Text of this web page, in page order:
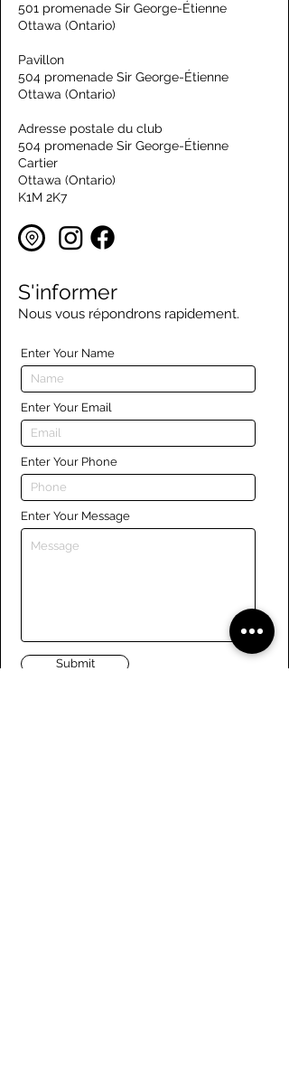
501 promenade Sir George-Étienne
Ottawa (Ontario)
Pavillon
504 promenade Sir George-Étienne
Ottawa (Ontario)
Adresse postale du club
504 promenade Sir George-Étienne
Cartier
Ottawa (Ontario)
K1M 2K7
S'informer
Nous vous répondrons rapidement.
Enter Your Name
Enter Your Email
Enter Your Phone
Enter Your Message
Submit